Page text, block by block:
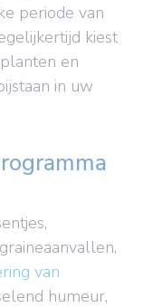
periode van
kiest
en
in uw
van
humeur,